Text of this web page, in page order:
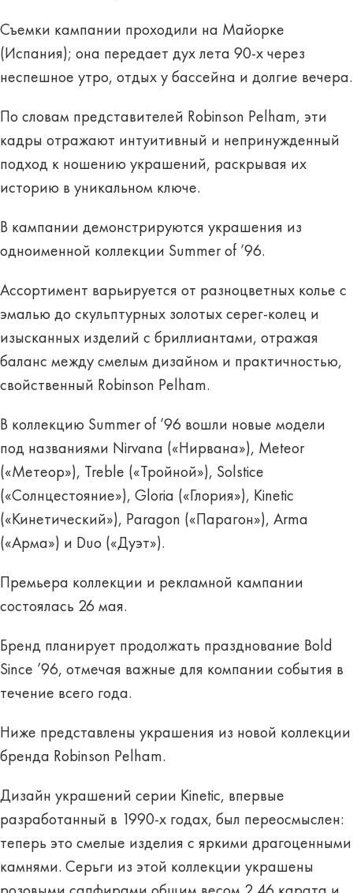
Съемки кампании проходили на Майорке
(Испания); она передает дух лета 90-х через
неспешное утро, отдых у бассейна и долгие вечера.
По словам представителей Robinson Pelham, эти
кадры отражают интуитивный и непринужденный
подход к ношению украшений, раскрывая их
историю в уникальном ключе.
В кампании демонстрируются украшения из
одноименной коллекции Summer of ’96.
Ассортимент варьируется от разноцветных колье с
эмалью до скульптурных золотых серег-колец и
изысканных изделий с бриллиантами, отражая
баланс между смелым дизайном и практичностью,
свойственный Robinson Pelham.
В коллекцию Summer of ’96 вошли новые модели
под названиями Nirvana («Нирвана»), Meteor
(«Метеор»), Treble («Тройной»), Solstice
(«Солнцестояние»), Gloria («Глория»), Kinetic
(«Кинетический»), Paragon («Парагон»), Arma
(«Арма») и Duo («Дуэт»).
Премьера коллекции и рекламной кампании
состоялась 26 мая.
Бренд планирует продолжать празднование Bold
Since ’96, отмечая важные для компании события в
течение всего года.
Ниже представлены украшения из новой коллекции
бренда Robinson Pelham.
Дизайн украшений серии Kinetic, впервые
разработанный в 1990-х годах, был переосмыслен:
теперь это смелые изделия с яркими драгоценными
камнями. Серьги из этой коллекции украшены